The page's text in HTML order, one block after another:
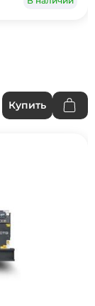
Купить